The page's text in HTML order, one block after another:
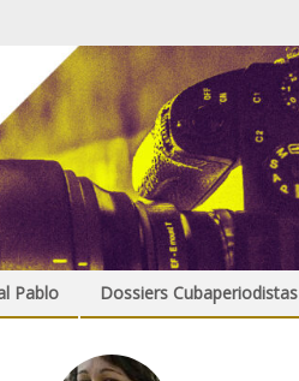
Pablo Dossiers Cubaperiodistas